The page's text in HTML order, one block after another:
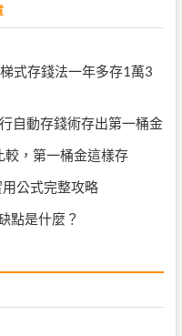
式存錢法一年多存1萬3
自動存錢術存出第一桶金
，第一桶金這樣存
公式完整攻略
點是什麼？